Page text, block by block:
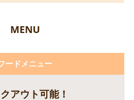
MENU
ードメニュー
アウト可能！